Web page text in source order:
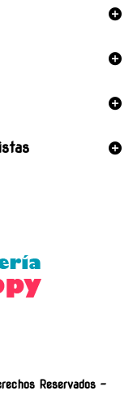
Reservados -